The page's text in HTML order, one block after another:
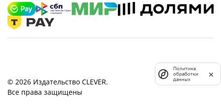
© 2026 Издательство CLEVER.
Все права защищены
Политика
обработки
данных